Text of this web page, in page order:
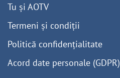
Tu și AOTV
Termeni și condiții
Politică confidențialitate
Acord date personale (GDPR)